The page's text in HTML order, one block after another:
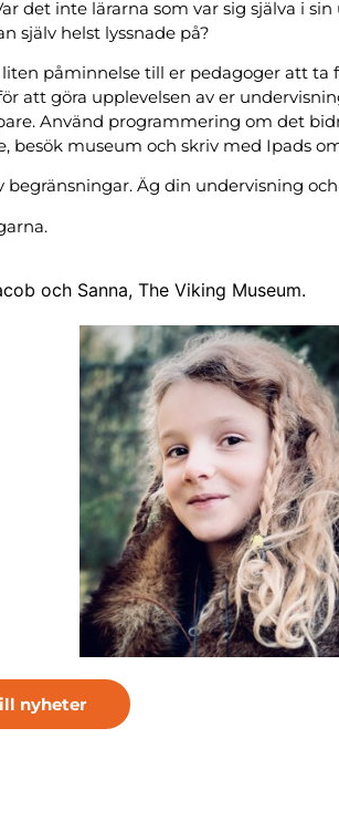
det inte lärarna som var sig själva i
själv helst lyssnade på?
påminnelse till er pedagoger att
att göra upplevelsen av er
Använd programmering om det
besök museum och skriv med Ipads
begränsningar. Äg din undervisning
och Sanna, The Viking Museum.
nyheter